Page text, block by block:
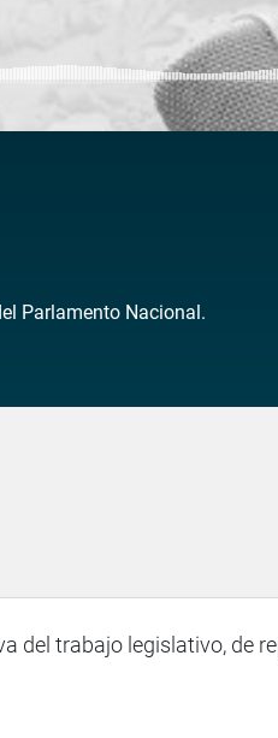
Parlamento Nacional.
del trabajo legislativo, de